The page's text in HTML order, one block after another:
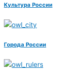
Культура России
Города России